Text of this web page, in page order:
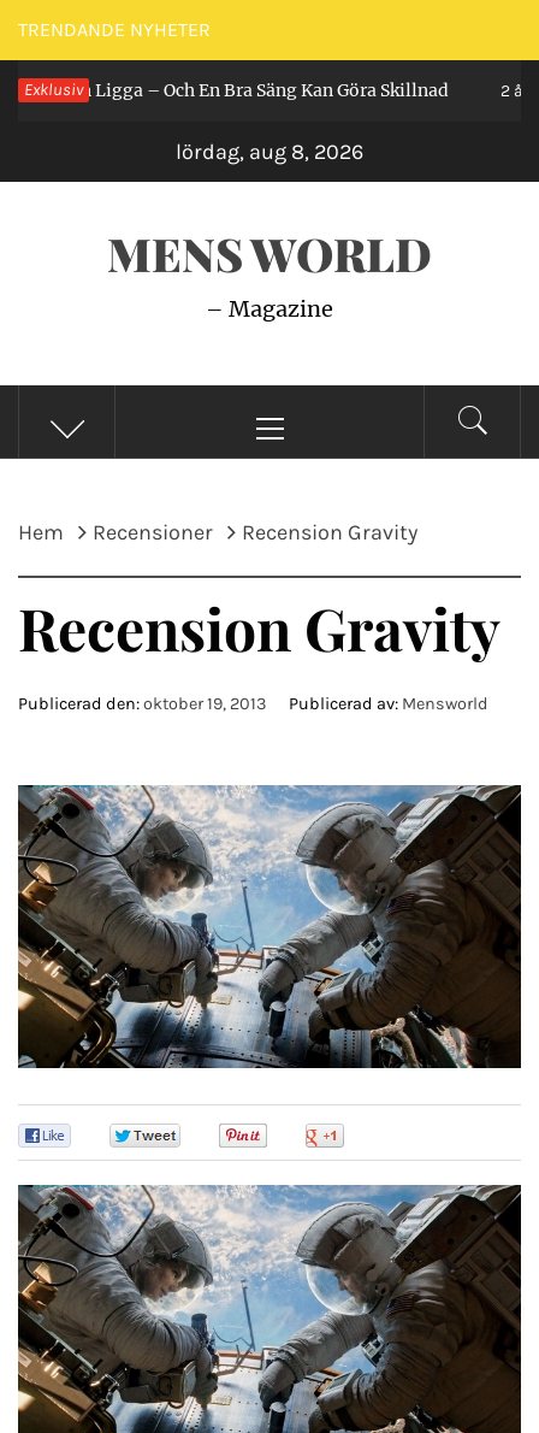
Hoppa
till
innehåll
TRENDANDE NYHETER
Exklusiv
Man Ligga – Och En Bra Säng Kan Göra Skillnad 2 år
lördag, aug 8, 2026
MENS WORLD
– Magazine
meny
Hem Recensioner Recension Gravity
Recension Gravity
Publicerad den:oktober 19, 2013 Publicerad av: Mensworld